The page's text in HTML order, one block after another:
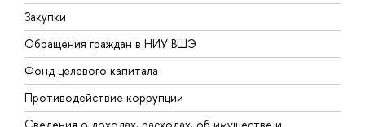
Закупки
Обращения граждан в НИУ ВШЭ
Фонд целевого капитала
Противодействие коррупции